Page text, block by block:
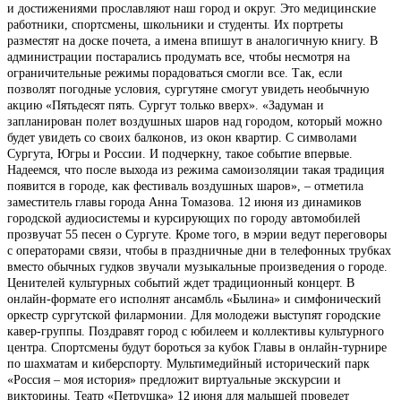
и достижениями прославляют наш город и округ. Это медицинские
работники, спортсмены, школьники и студенты. Их портреты
разместят на доске почета, а имена впишут в аналогичную книгу. В
администрации постарались продумать все, чтобы несмотря на
ограничительные режимы порадоваться смогли все. Так, если
позволят погодные условия, сургутяне смогут увидеть необычную
акцию «Пятьдесят пять. Сургут только вверх». «Задуман и
запланирован полет воздушных шаров над городом, который можно
будет увидеть со своих балконов, из окон квартир. С символами
Сургута, Югры и России. И подчеркну, такое событие впервые.
Надеемся, что после выхода из режима самоизоляции такая традиция
появится в городе, как фестиваль воздушных шаров», – отметила
заместитель главы города Анна Томазова. 12 июня из динамиков
городской аудиосистемы и курсирующих по городу автомобилей
прозвучат 55 песен о Сургуте. Кроме того, в мэрии ведут переговоры
с операторами связи, чтобы в праздничные дни в телефонных трубках
вместо обычных гудков звучали музыкальные произведения о городе.
Ценителей культурных событий ждет традиционный концерт. В
онлайн-формате его исполнят ансамбль «Былина» и симфонический
оркестр сургутской филармонии. Для молодежи выступят городские
кавер-группы. Поздравят город с юбилеем и коллективы культурного
центра. Спортсмены будут бороться за кубок Главы в онлайн-турнире
по шахматам и киберспорту. Мультимедийный исторический парк
«Россия – моя история» предложит виртуальные экскурсии и
викторины. Театр «Петрушка» 12 июня для малышей проведет